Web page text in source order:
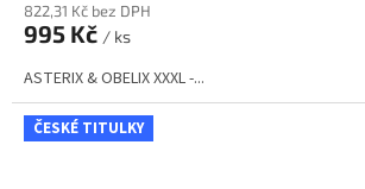
822,31 Kč bez DPH
995 Kč / ks
ASTERIX & OBELIX XXXL -...
ČESKÉ TITULKY